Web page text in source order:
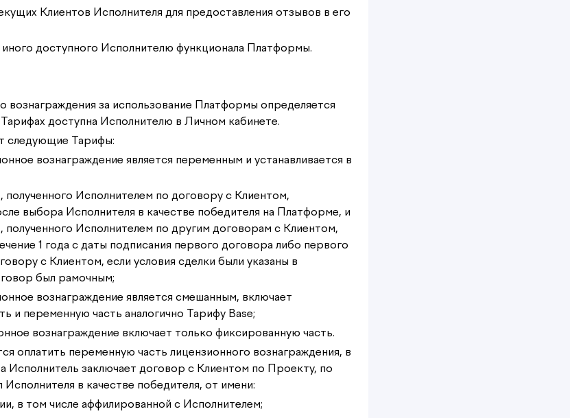
Клиентов Исполнителя для предоставления отзывов в его
иного доступного Исполнителю функционала Платформы.
вознаграждения за использование Платформы определяется
доступна Исполнителю в Личном кабинете.
следующие Тарифы:
вознаграждение является переменным и устанавливается в
полученного Исполнителем по договору с Клиентом,
выбора Исполнителя в качестве победителя на Платформе, и
полученного Исполнителем по другим договорам с Клиентом,
1 года с даты подписания первого договора либо первого
с Клиентом, если условия сделки были указаны в
был рамочным;
вознаграждение является смешанным, включает
и переменную часть аналогично Тарифу Base;
вознаграждение включает только фиксированную часть.
оплатить переменную часть лицензионного вознаграждения, в
Исполнитель заключает договор с Клиентом по Проекту, по
в качестве победителя, от имени:
в том числе аффилированной с Исполнителем;